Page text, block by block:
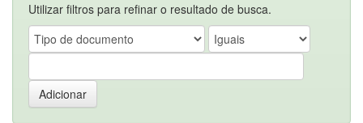
Utilizar filtros para refinar o resultado de busca.